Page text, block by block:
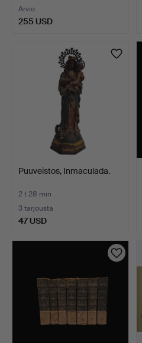
Arvio
255 USD
Puuveistos, Inmaculada.
2 t 28 min
3 tarjousta
47 USD